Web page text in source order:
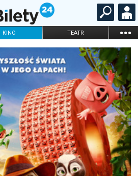
KINO TEATR ...
I BALET
STAND-UP
KARNETY